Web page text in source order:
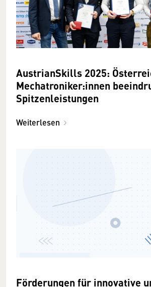
AustrianSkills 2025:
Mechatroniker:innen
Spitzenleistungen
Weiterlesen
Förderungen für innovative